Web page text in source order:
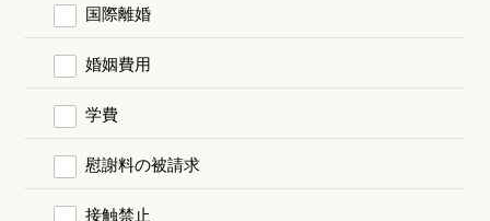
国際離婚
婚姻費用
学費
慰謝料の被請求
接触禁止